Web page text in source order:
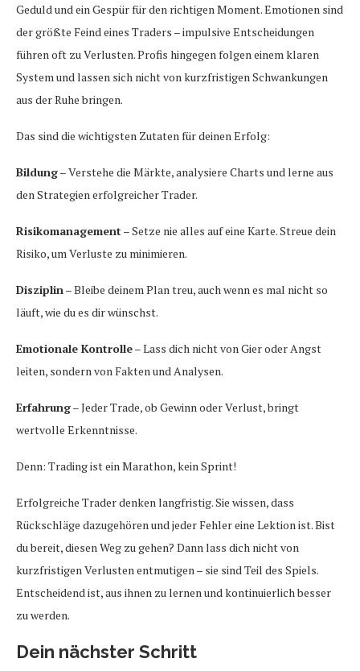
Geduld und ein Gespür für den richtigen Moment. Emotionen sind
der größte Feind eines Traders – impulsive Entscheidungen
führen oft zu Verlusten. Profis hingegen folgen einem klaren
System und lassen sich nicht von kurzfristigen Schwankungen
aus der Ruhe bringen.
Das sind die wichtigsten Zutaten für deinen Erfolg:
Bildung– Verstehe die Märkte, analysiere Charts und lerne aus
den Strategien erfolgreicher Trader.
Risikomanagement – Setze nie alles auf eine Karte. Streue dein
Risiko, um Verluste zu minimieren.
Disziplin – Bleibe deinem Plan treu, auch wenn es mal nicht so
läuft, wie du es dir wünschst.
Emotionale Kontrolle– Lass dich nicht von Gier oder Angst
leiten, sondern von Fakten und Analysen.
Erfahrung– Jeder Trade, ob Gewinn oder Verlust, bringt
wertvolle Erkenntnisse.
Denn: Trading ist ein Marathon, kein Sprint!
Erfolgreiche Trader denken langfristig. Sie wissen, dass
Rückschläge dazugehören und jeder Fehler eine Lektion ist. Bist
du bereit, diesen Weg zu gehen? Dann lass dich nicht von
kurzfristigen Verlusten entmutigen – sie sind Teil des Spiels.
Entscheidend ist, aus ihnen zu lernen und kontinuierlich besser
zu werden.
Dein nächster Schritt